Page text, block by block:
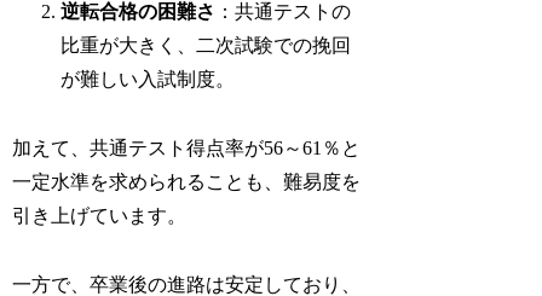
逆転合格の困難さ ：共通テストの
比重が大きく、二次試験での挽回
が難しい入試制度。
加えて、共通テスト得点率が56～61％と
一定水準を求められることも、難易度を
引き上げています。
一方で、卒業後の進路は安定しており、